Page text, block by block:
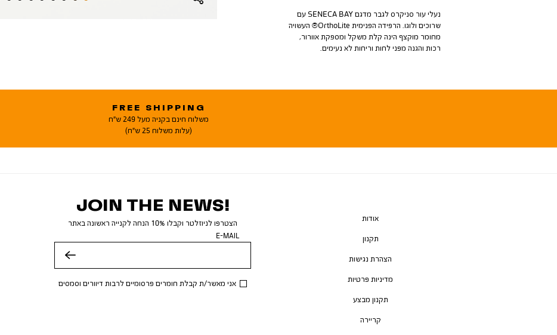
נעלי עור סניקרס לגבר מדגם SENECA BAY עם
שרוכים ולוגו. הרפידה הפנימית OrthoLite® העשויה
מחומר מוקצף הינה קלת משקל ומספקת אוורור,
רכות והגנה מפני לחות וריחות לא נעימים.
FREE SHIPPING
משלוח חינם בקניה מעל 249 ש"ח
(עלות משלוח 25 ש"ח)
JOIN THE NEWS!
הצטרפו לניוזלטר וקבלו 10% הנחה לקנייה ראשונה באתר
E-MAIL
אני מאשר/ת קבלת חומרים פרסומיים לרבות דיוורים וסמסים
אודות
תקנון
הצהרת נגישות
מדיניות פרטיות
תקנון מבצע
קריירה